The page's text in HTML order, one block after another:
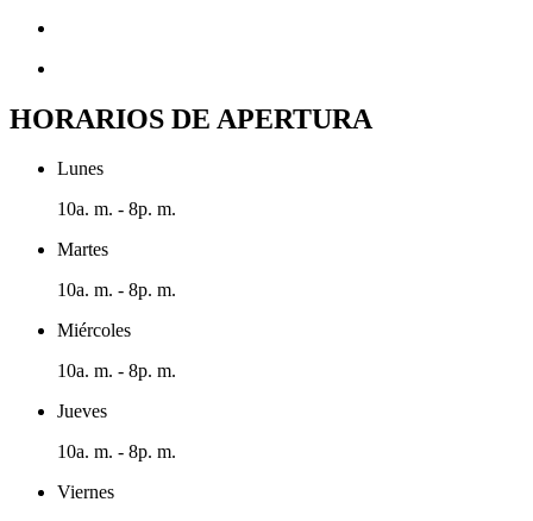
HORARIOS DE APERTURA
Lunes
10a. m. - 8p. m.
Martes
10a. m. - 8p. m.
Miércoles
10a. m. - 8p. m.
Jueves
10a. m. - 8p. m.
Viernes